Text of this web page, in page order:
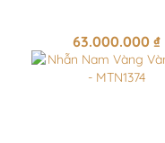
63.000.000 ₫